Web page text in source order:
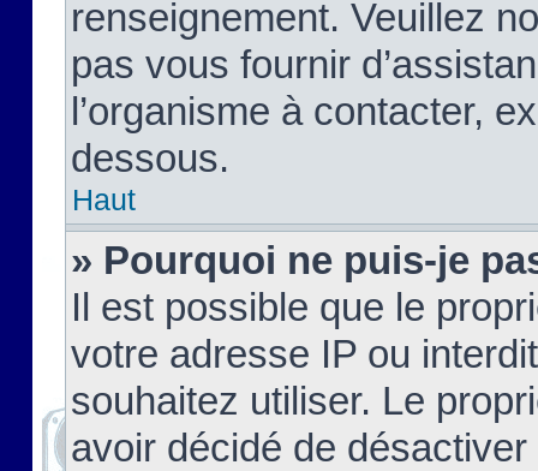
renseignement. Veuillez
pas vous fournir
l’organisme à contacter,
dessous.
Haut
» Pourquoi ne puis-je
Il est possible que le
votre adresse IP ou
souhaitez utiliser. Le
avoir décidé de